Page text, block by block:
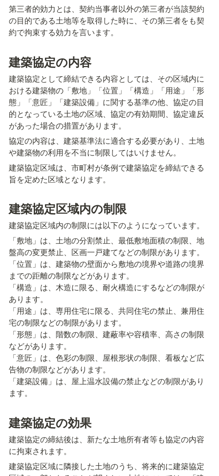
第三者的効力とは、契約当事者以外の第三者が当該契約
の目的である土地等を取得した時に、その第三者をも契
約で拘束する効力を言います。
建築協定の内容
建築協定として締結できる内容としては、その区域内に
おける建築物の「敷地」「位置」「構造」「用途」「形
態」「意匠」「建築設備」に関する基準の他、協定の目
的となっている土地の区域、協定の有効期間、協定違反
があった場合の措置があります。
協定の内容は、建築基準法に適合する必要があり、土地
や建築物の利用を不当に制限してはいけません。
建築協定区域は、市町村が条例で建築協定を締結できる
旨を定めた区域となります。
建築協定区域内の制限
建築協定区域内の制限には以下のようになっています。
「敷地」は、土地の分割禁止、最低敷地面積の制限、地
盤高の変更禁止、区画一戸建てなどの制限があります。
「位置」は、建築物の壁面から敷地の境界や道路の境界
までの距離の制限などがあります。
「構造」は、木造に限る、耐火構造にするなどの制限が
あります。
「用途」は、専用住宅に限る、共同住宅の禁止、兼用住
宅の制限などの制限があります。
「形態」は、階数の制限、建蔽率や容積率、高さの制限
などがあります。
「意匠」は、色彩の制限、屋根形状の制限、看板など広
告物の制限などがあります。
「建築設備」は、屋上温水設備の禁止などの制限があり
ます。
建築協定の効果
建築協定の締結後は、新たな土地所有者等も協定の内容
に拘束されます。
建築協定区域に隣接した土地のうち、将来的に建築協定